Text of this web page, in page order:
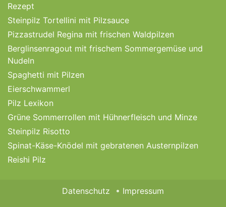
Rezept
Steinpilz Tortellini mit Pilzsauce
Pizzastrudel Regina mit frischen Waldpilzen
Berglinsenragout mit frischem Sommergemüse und
Nudeln
Spaghetti mit Pilzen
Eierschwammerl
Pilz Lexikon
Grüne Sommerrollen mit Hühnerfleisch und Minze
Steinpilz Risotto
Spinat-Käse-Knödel mit gebratenen Austernpilzen
Reishi Pilz
Datenschutz
Impressum